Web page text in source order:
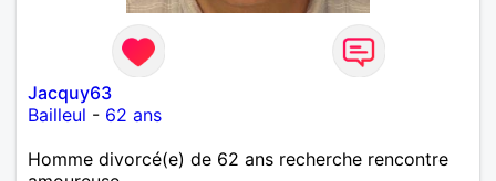
Jacquy63
Bailleul - 62 ans
Homme divorcé(e) de 62 ans recherche rencontre